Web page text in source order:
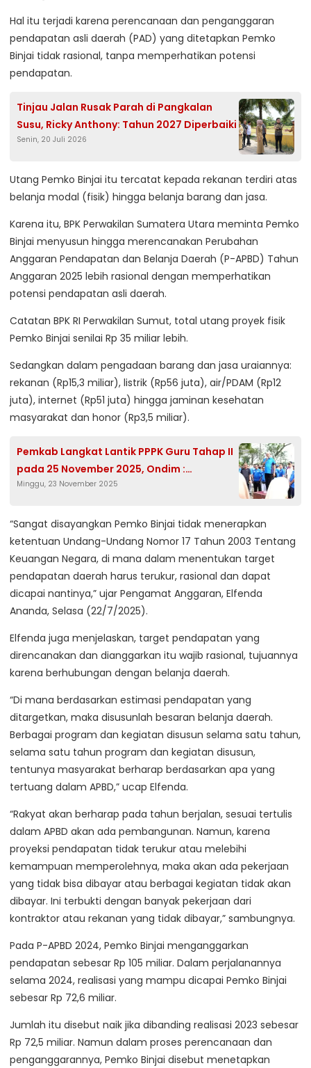
Hal itu terjadi karena perencanaan dan penganggaran
pendapatan asli daerah (PAD) yang ditetapkan Pemko
Binjai tidak rasional, tanpa memperhatikan potensi
pendapatan.
Tinjau Jalan Rusak Parah di Pangkalan
Susu, Ricky Anthony: Tahun 2027 Diperbaiki
Senin, 20 Juli 2026
Utang Pemko Binjai itu tercatat kepada rekanan terdiri atas
belanja modal (fisik) hingga belanja barang dan jasa.
Karena itu, BPK Perwakilan Sumatera Utara meminta Pemko
Binjai menyusun hingga merencanakan Perubahan
Anggaran Pendapatan dan Belanja Daerah (P-APBD) Tahun
Anggaran 2025 lebih rasional dengan memperhatikan
potensi pendapatan asli daerah.
Catatan BPK RI Perwakilan Sumut, total utang proyek fisik
Pemko Binjai senilai Rp 35 miliar lebih.
Sedangkan dalam pengadaan barang dan jasa uraiannya:
rekanan (Rp15,3 miliar), listrik (Rp56 juta), air/PDAM (Rp12
juta), internet (Rp51 juta) hingga jaminan kesehatan
masyarakat dan honor (Rp3,5 miliar).
Pemkab Langkat Lantik PPPK Guru Tahap II
pada 25 November 2025, Ondim :
Komitmen Pemerintah
Minggu, 23 November 2025
“Sangat disayangkan Pemko Binjai tidak menerapkan
ketentuan Undang-Undang Nomor 17 Tahun 2003 Tentang
Keuangan Negara, di mana dalam menentukan target
pendapatan daerah harus terukur, rasional dan dapat
dicapai nantinya,” ujar Pengamat Anggaran, Elfenda
Ananda, Selasa (22/7/2025).
Elfenda juga menjelaskan, target pendapatan yang
direncanakan dan dianggarkan itu wajib rasional, tujuannya
karena berhubungan dengan belanja daerah.
“Di mana berdasarkan estimasi pendapatan yang
ditargetkan, maka disusunlah besaran belanja daerah.
Berbagai program dan kegiatan disusun selama satu tahun,
selama satu tahun program dan kegiatan disusun,
tentunya masyarakat berharap berdasarkan apa yang
tertuang dalam APBD,” ucap Elfenda.
“Rakyat akan berharap pada tahun berjalan, sesuai tertulis
dalam APBD akan ada pembangunan. Namun, karena
proyeksi pendapatan tidak terukur atau melebihi
kemampuan memperolehnya, maka akan ada pekerjaan
yang tidak bisa dibayar atau berbagai kegiatan tidak akan
dibayar. Ini terbukti dengan banyak pekerjaan dari
kontraktor atau rekanan yang tidak dibayar,” sambungnya.
Pada P-APBD 2024, Pemko Binjai menganggarkan
pendapatan sebesar Rp 105 miliar. Dalam perjalanannya
selama 2024, realisasi yang mampu dicapai Pemko Binjai
sebesar Rp 72,6 miliar.
Jumlah itu disebut naik jika dibanding realisasi 2023 sebesar
Rp 72,5 miliar. Namun dalam proses perencanaan dan
penganggarannya, Pemko Binjai disebut menetapkan